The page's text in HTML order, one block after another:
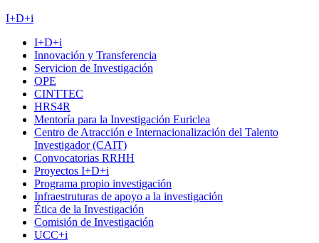
I+D+i
I+D+i
Innovación y Transferencia
Servicion de Investigación
OPE
CINTTEC
HRS4R
Mentoría para la Investigación Euriclea
Centro de Atracción e Internacionalización del Talento
Investigador (CAIT)
Convocatorias RRHH
Proyectos I+D+i
Programa propio investigación
Infraestruturas de apoyo a la investigación
Ética de la Investigación
Comisión de Investigación
UCC+i